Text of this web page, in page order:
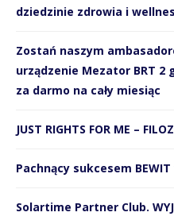
dziedzinie zdrowia i
Zostań naszym
urządzenie Mezator BRT 2
za darmo na cały miesiąc
JUST RIGHTS FOR ME –
Pachnący sukcesem
Solartime Partner Club.